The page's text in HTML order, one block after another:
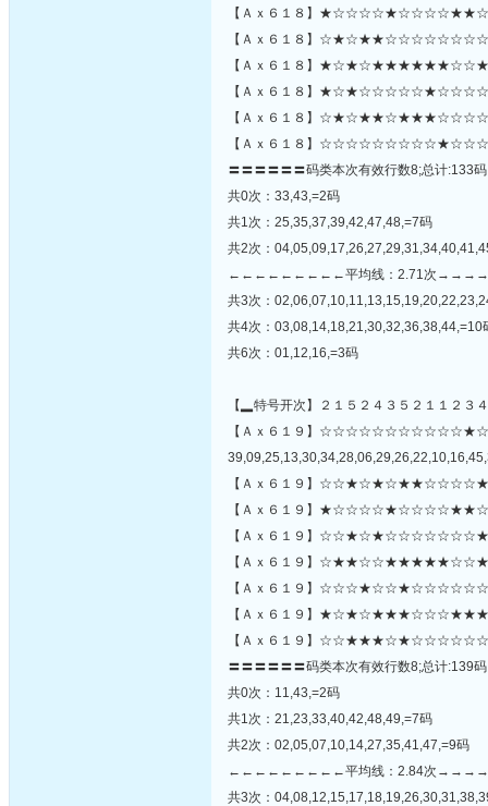
【Ａｘ６１８】
【Ａｘ６１８】
【Ａｘ６１８】
【Ａｘ６１８】
【Ａｘ６１８】
【Ａｘ６１８】
〓〓〓〓〓〓码类本次有效行数8;总计:133
共0次：33,43,=2码
共1次：25,35,37,39,42,47,48,=7码
共2次：
←←←←←←←←←平均线：2.71次
共3次：
共4次：03,08,14,18,21,30,32,36,38,44,=10
共6次：01,12,16,=3码
【▂特号开次】２１５２４３５２１１２３
【Ａｘ６１９】
【Ａｘ６１９】
【Ａｘ６１９】
【Ａｘ６１９】
【Ａｘ６１９】
【Ａｘ６１９】
【Ａｘ６１９】
【Ａｘ６１９】
〓〓〓〓〓〓码类本次有效行数8;总计:139
共0次：11,43,=2码
共1次：21,23,33,40,42,48,49,=7码
共2次：02,05,07,10,14,27,35,41,47,=9码
←←←←←←←←←平均线：2.84次
共3次：